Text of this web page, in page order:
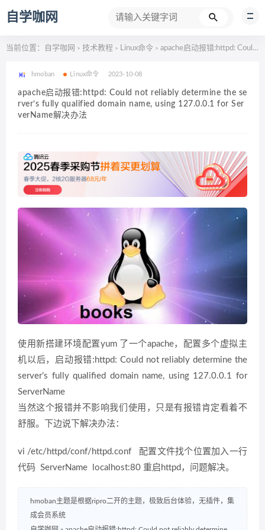
自学咖网
当前位置： 自学咖网 > 技术教程 > Linux命令 > apache启动报错:httpd: Could not reliably determine the server’s fully qualified domain name, using 127.0.0.1 for ServerName解决办法
hmoban Linux命令 2023-10-08
apache启动报错:httpd: Could not reliably determine the se
rver’s fully qualified domain name, using 127.0.0.1 for Ser
verName解决办法
使用新搭建环境配置yum 了一个apache，配置多个虚拟主
机以后，启动报错:httpd: Could not reliably determine the
server’s fully qualified domain name, using 127.0.0.1 for
ServerName
当然这个报错并不影响我们使用，只是有报错肯定看着不
舒服。下边说下解决办法：
vi /etc/httpd/conf/httpd.conf 配置文件找个位置加入一行
代码 ServerName localhost:80 重启httpd，问题解决。
hmoban主题是根据ripro二开的主题，极致后台体验，无插件，集
成会员系统